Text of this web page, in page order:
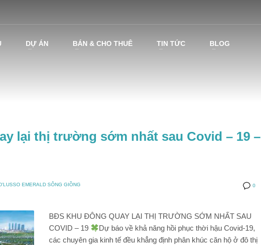
DỰ ÁN BÁN & CHO THUÊ TIN TỨC BLOG
lại thị trường sớm nhất sau Covid – 19 –
0
EMERALD SÔNG GIỒNG
BĐS KHU ĐÔNG QUAY LẠI THỊ TRƯỜNG SỚM NHẤT SAU
COVID – 19
Dự báo về khả năng hồi phục thời hậu Covid-19,
các chuyên gia kinh tế đều khẳng định phân khúc căn hộ ở đô thị